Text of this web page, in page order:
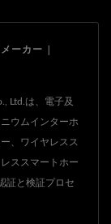
ーカー |
Ltd.は、電子及
ウムインターホ
、ワイヤレスス
ススマートホー
証と検証プロセ